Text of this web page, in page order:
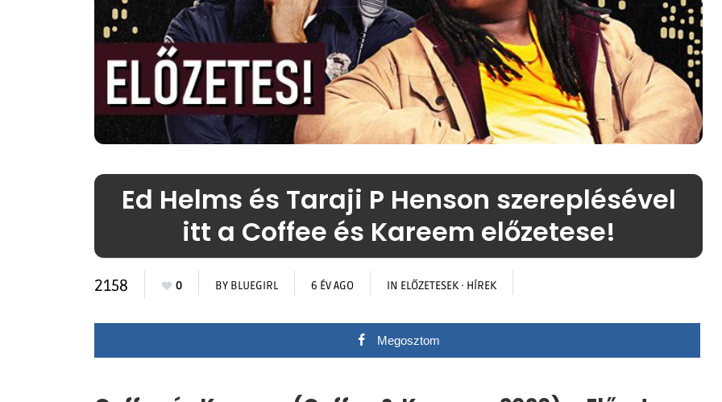
Ed Helms és Taraji P Henson szereplésével
itt a Coffee és Kareem előzetese!
2158 0 BY BLUEGIRL 6 ÉV AGO IN ELŐZETESEK · HÍREK
Megosztom